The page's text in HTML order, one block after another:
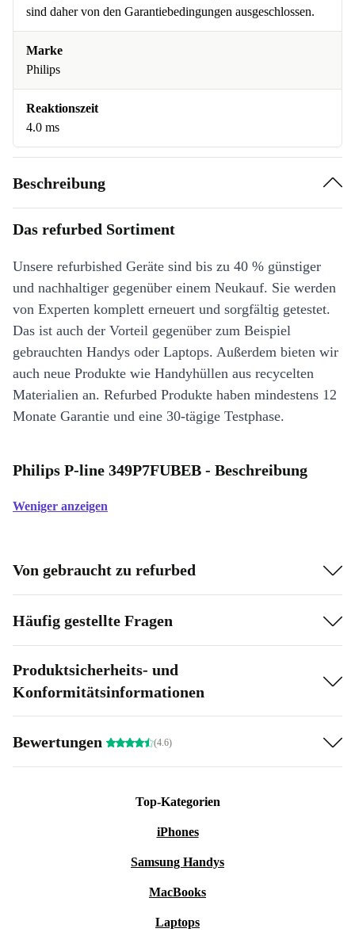
sind daher von den Garantiebedingungen ausgeschlossen.
Marke
Philips
Reaktionszeit
4.0 ms
Beschreibung
Das refurbed Sortiment
Unsere refurbished Geräte sind bis zu 40 % günstiger
und nachhaltiger gegenüber einem Neukauf. Sie werden
von Experten komplett erneuert und sorgfältig getestet.
Das ist auch der Vorteil gegenüber zum Beispiel
gebrauchten Handys oder Laptops. Außerdem bieten wir
auch neue Produkte wie Handyhüllen aus recycelten
Materialien an. Refurbed Produkte haben mindestens 12
Monate Garantie und eine 30-tägige Testphase.
Philips P-line 349P7FUBEB - Beschreibung
Weniger anzeigen
Von gebraucht zu refurbed
Häufig gestellte Fragen
Produktsicherheits- und
Konformitätsinformationen
Bewertungen (4.6)
Top-Kategorien
iPhones
Samsung Handys
MacBooks
Laptops